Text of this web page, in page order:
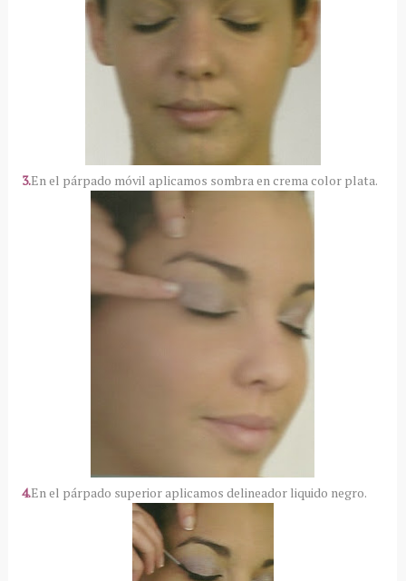
3.En el párpado móvil aplicamos sombra en crema color plata.
4.En el párpado superior aplicamos delineador liquido negro.